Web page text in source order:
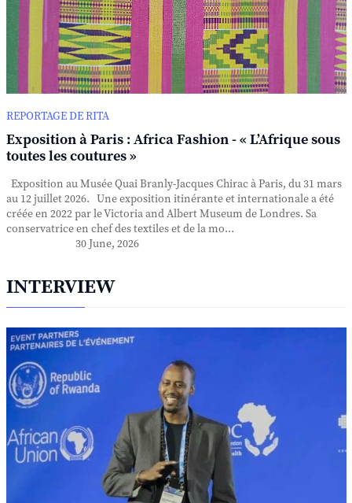
REPORTAGE DE RITA
Exposition à Paris : Africa Fashion - « L’Afrique sous
toutes les coutures »
Exposition au Musée Quai Branly-Jacques Chirac à Paris, du 31 mars
au 12 juillet 2026. Une exposition itinérante et internationale a été
créée en 2022 par le Victoria and Albert Museum de Londres. Sa
conservatrice en chef des textiles et de la mo...
30 June, 2026
INTERVIEW